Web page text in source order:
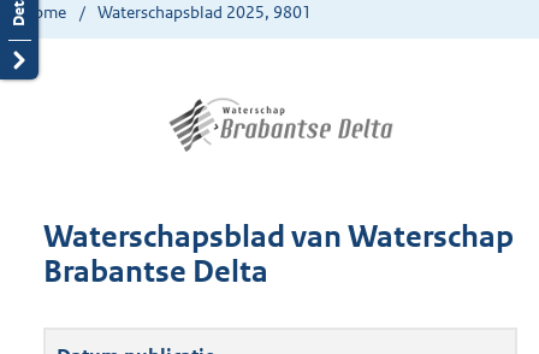
Home Waterschapsblad 2025, 9801
Waterschapsblad van Waterschap
Brabantse Delta